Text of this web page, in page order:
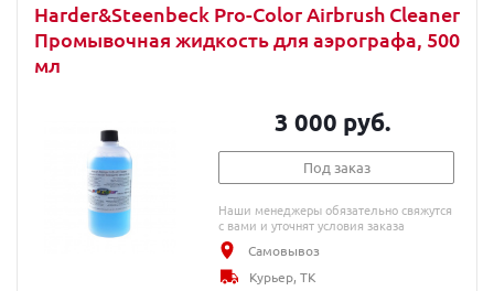
Harder&Steenbeck Pro-Color Airbrush Cleaner
Промывочная жидкость для аэрографа, 500
мл
3 000 руб.
Под заказ
Наши менеджеры обязательно свяжутся
с вами и уточнят условия заказа
Самовывоз
Курьер, ТК